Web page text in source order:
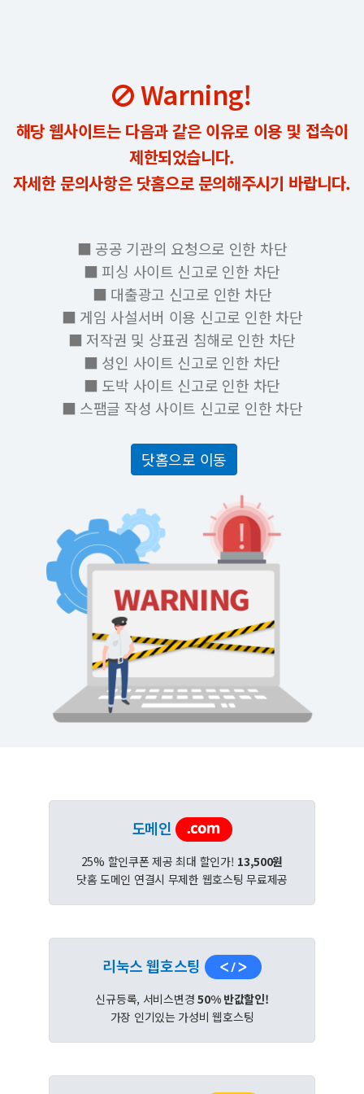
Warning!
해당 웹사이트는 다음과 같은 이유로 이용 및 접속이
제한되었습니다.
자세한 문의사항은 닷홈으로 문의해주시기 바랍니다.
■ 공공 기관의 요청으로 인한 차단
■ 피싱 사이트 신고로 인한 차단
■ 대출광고 신고로 인한 차단
■ 게임 사설서버 이용 신고로 인한 차단
■ 저작권 및 상표권 침해로 인한 차단
■ 성인 사이트 신고로 인한 차단
■ 도박 사이트 신고로 인한 차단
■ 스팸글 작성 사이트 신고로 인한 차단
닷홈으로 이동
도메인
25% 할인쿠폰 제공 최대 할인가! 13,500원
닷홈 도메인 연결시 무제한 웹호스팅 무료제공
리눅스 웹호스팅
신규등록, 서비스변경50% 반값할인!
가장 인기있는 가성비 웹호스팅